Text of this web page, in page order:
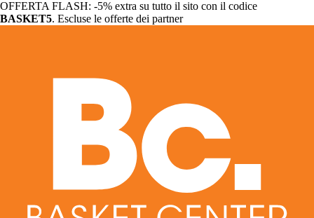
OFFERTA FLASH: -5% extra su tutto il sito con il codice
BASKET5. Escluse le offerte dei partner